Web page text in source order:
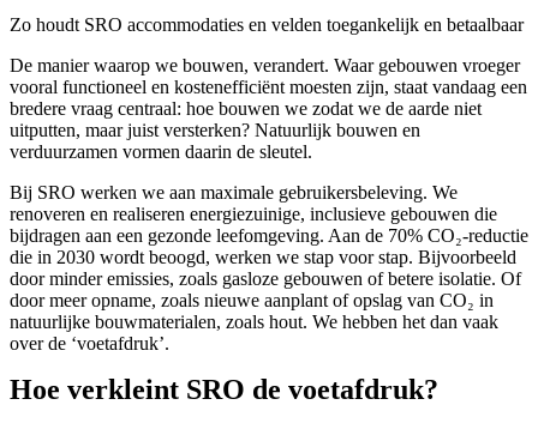
Zo houdt SRO accommodaties en velden toegankelijk en betaalbaar
De manier waarop we bouwen, verandert. Waar gebouwen vroeger
vooral functioneel en kostenefficiënt moesten zijn, staat vandaag een
bredere vraag centraal: hoe bouwen we zodat we de aarde niet
uitputten, maar juist versterken? Natuurlijk bouwen en
verduurzamen vormen daarin de sleutel.
Bij SRO werken we aan maximale gebruikersbeleving. We
renoveren en realiseren energiezuinige, inclusieve gebouwen die
bijdragen aan een gezonde leefomgeving. Aan de 70% CO₂-reductie
die in 2030 wordt beoogd, werken we stap voor stap. Bijvoorbeeld
door minder emissies, zoals gasloze gebouwen of betere isolatie. Of
door meer opname, zoals nieuwe aanplant of opslag van CO₂ in
natuurlijke bouwmaterialen, zoals hout. We hebben het dan vaak
over de ‘voetafdruk’.
Hoe verkleint SRO de voetafdruk?